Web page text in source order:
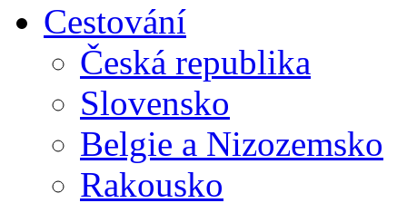
Cestování
Česká republika
Slovensko
Belgie a Nizozemsko
Rakousko